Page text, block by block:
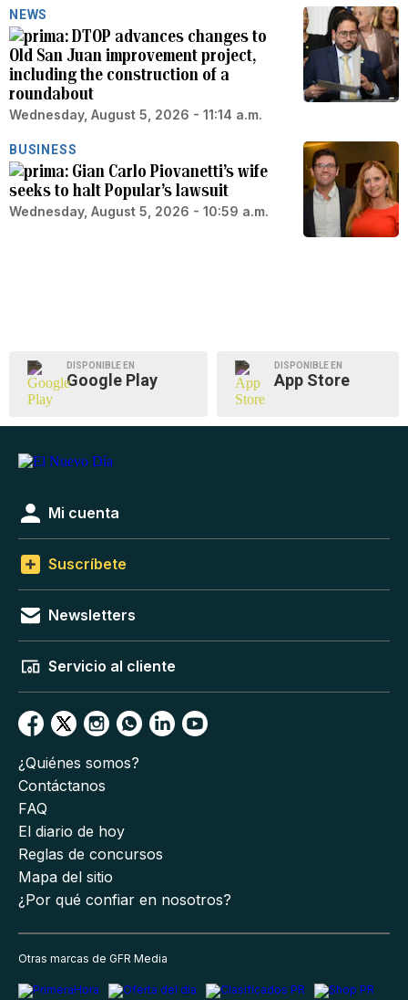
NEWS
DTOP advances changes to
Old San Juan improvement project,
including the construction of a
roundabout
Wednesday, August 5, 2026 - 11:14 a.m.
BUSINESS
Gian Carlo Piovanetti’s wife
seeks to halt Popular’s lawsuit
Wednesday, August 5, 2026 - 10:59 a.m.
DISPONIBLE EN
Google Play
DISPONIBLE EN
App Store
Mi cuenta
Suscríbete
Newsletters
Servicio al cliente
¿Quiénes somos?
Contáctanos
FAQ
El diario de hoy
Reglas de concursos
Mapa del sitio
¿Por qué confiar en nosotros?
Otras marcas de GFR Media